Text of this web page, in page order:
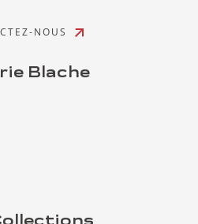
NOUS
Blache